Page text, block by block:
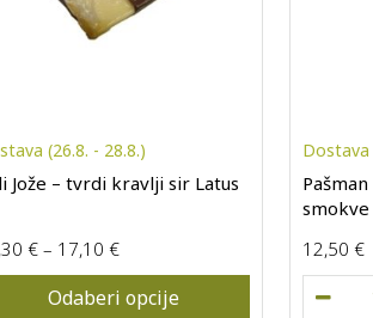
700ml količina
(26.8. - 28.8.)
Jože – tvrdi kravlji sir Latus
€ – 17,10 €Raspon cijena: od 13,30 € do
Odaberi opcije
Dostava
12,50 €